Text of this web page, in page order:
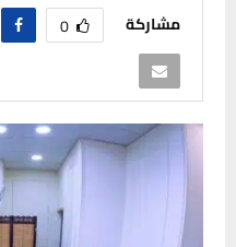
مشاركة 0